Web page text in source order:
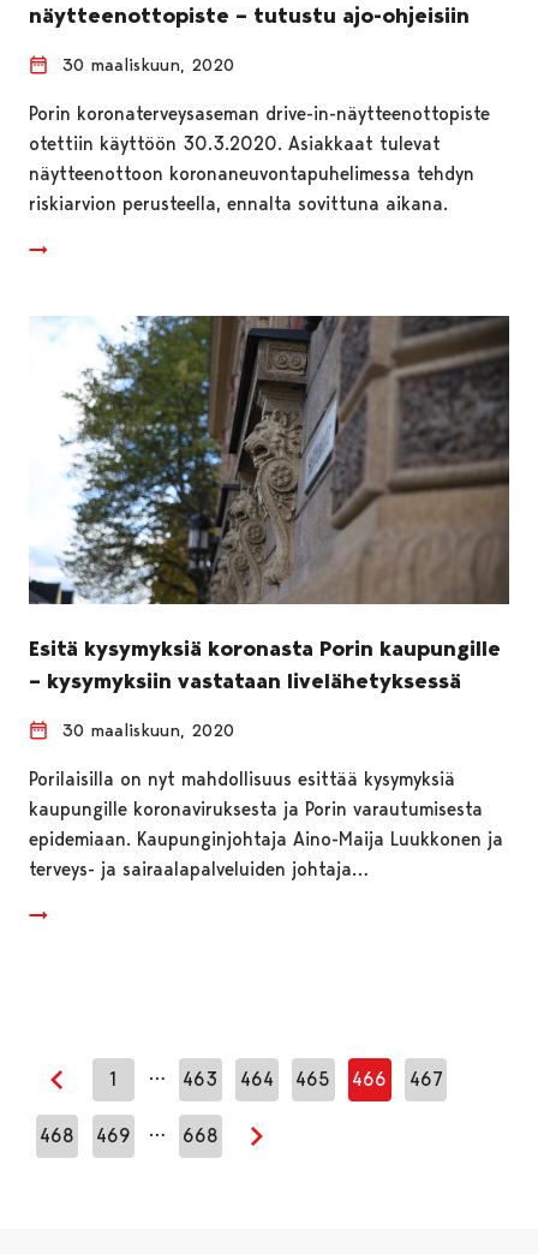
näytteenottopiste – tutustu ajo-ohjeisiin
30 maaliskuun, 2020
Porin koronaterveysaseman drive-in-näytteenottopiste
otettiin käyttöön 30.3.2020. Asiakkaat tulevat
näytteenottoon koronaneuvontapuhelimessa tehdyn
riskiarvion perusteella, ennalta sovittuna aikana.
Esitä kysymyksiä koronasta Porin kaupungille
– kysymyksiin vastataan livelähetyksessä
30 maaliskuun, 2020
Porilaisilla on nyt mahdollisuus esittää kysymyksiä
kaupungille koronaviruksesta ja Porin varautumisesta
epidemiaan. Kaupunginjohtaja Aino-Maija Luukkonen ja
terveys- ja sairaalapalveluiden johtaja…
Edellinen sivu
1 … 463 464 465 466 467
468 469 … 668
Seuraava sivu